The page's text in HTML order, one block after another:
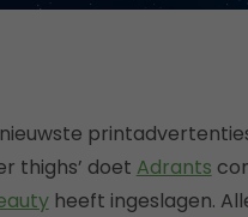
nieuwste
thighs’ doet Adrants
heeft ingeslagen.